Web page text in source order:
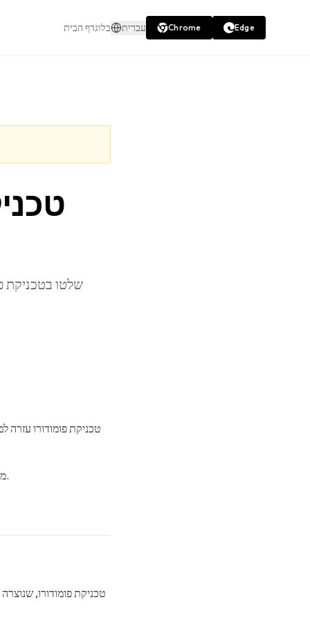
דף הביתבלוג עברית Chrome Edge
שלטו בטכניקת
טכניקת פומודורו עזרה
לקבלת פרודוקטיביות מרבית.